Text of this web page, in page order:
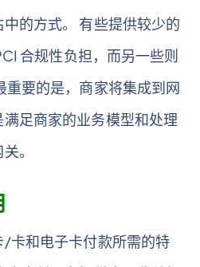
的方式。 有些提供较少的
合规性负担，而另一些则
重要的是，商家将集成到网
足商家的业务模型和处理
。
卡和电子卡付款所需的特